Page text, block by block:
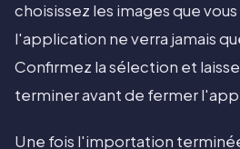
choisissez les images que
l'application ne verra jamais
Confirmez la sélection et
terminer avant de fermer
Une fois l'importation